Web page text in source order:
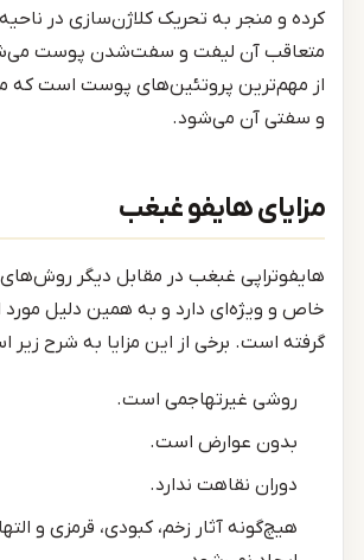
کرده و منجر به تحریک کلاژن‌سازی در
متعاقب آن لیفت و سفت‌شدن پوست
از مهم‌ترین پروتئین‌های پوست است که
و سفتی آن می‌شود.
مزایای هایفو غبغب
هایفوتراپی غبغب در مقابل دیگر روش‌های
خاص و ویژه‌ای دارد و به همین دلیل مورد
گرفته است. برخی از این مزایا به شرح زیر
روشی غیرتهاجمی است.
بدون عوارض است.
دوران نقاهت ندارد.
هیچ‌گونه آثار زخم، کبودی، قرمزی و